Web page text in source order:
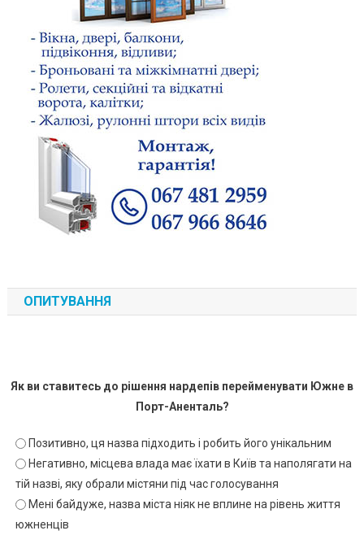
ОПИТУВАННЯ
Як ви ставитесь до рішення нардепів перейменувати Южне в
Порт-Аненталь?
Позитивно, ця назва підходить і робить його унікальним
Негативно, місцева влада має їхати в Київ та наполягати на
тій назві, яку обрали містяни під час голосування
Мені байдуже, назва міста ніяк не вплине на рівень життя
южненців